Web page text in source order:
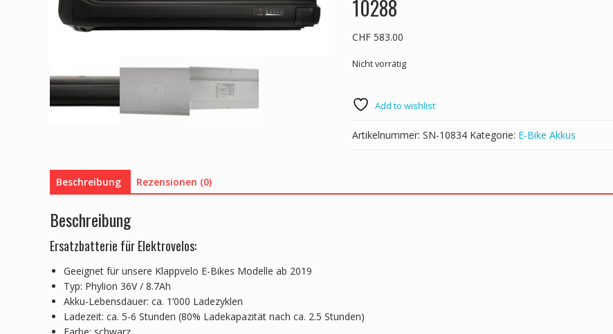
10288
CHF583.00
Nicht vorrätig
Add to wishlist
Artikelnummer: SN-10834 Kategorie: E-Bike Akkus
Beschreibung Rezensionen (0)
Beschreibung
Ersatzbatterie für Elektrovelos:
Geeignet für unsere Klappvelo E-Bikes Modelle ab 2019
Typ: Phylion 36V / 8.7Ah
Akku-Lebensdauer: ca. 1’000 Ladezyklen
Ladezeit: ca. 5-6 Stunden (80% Ladekapazität nach ca. 2.5 Stunden)